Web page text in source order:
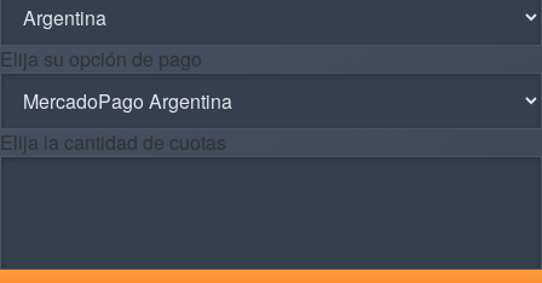
Elija su opción de pago
Elija la cantidad de cuotas